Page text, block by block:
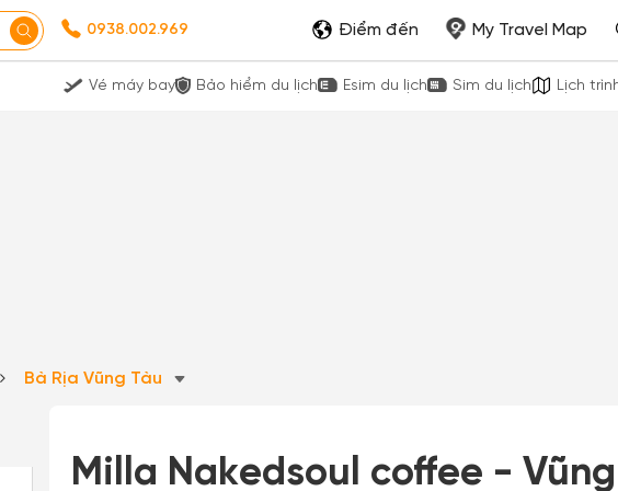
0938.002.969 Điểm đến My Travel Map
Vé máy bay Bảo hiểm du lịch Esim du lịch Sim du lịch Lịch
Bà Rịa Vũng Tàu
Milla Nakedsoul coffee -